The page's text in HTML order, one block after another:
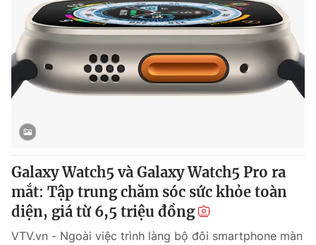
® Cấm sao chép dưới mọi hình thức nếu không có sự chấp
thuận bằng văn bản. Ghi rõ nguồn VTV.vn khi phát hành lại
thông tin từ website này.
Galaxy Watch5 và Galaxy Watch5 Pro ra
mắt: Tập trung chăm sóc sức khỏe toàn
diện, giá từ 6,5 triệu đồng
VTV.vn - Ngoài việc trình làng bộ đôi smartphone màn